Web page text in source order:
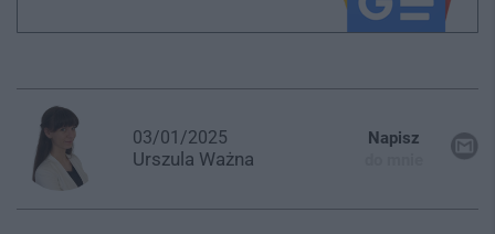
03/01/2025
Urszula Ważna
Napisz